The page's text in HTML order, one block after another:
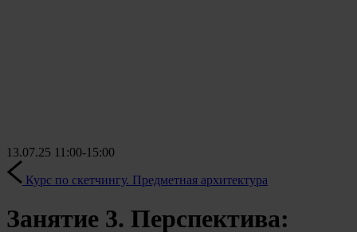
13.07.25 11:00-15:00
Курс по скетчингу. Предметная архитектура
Занятие 3. Перспектива: